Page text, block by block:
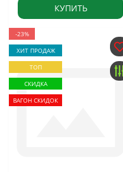
КУПИТЬ
-23%
ХИТ ПРОДАЖ
ТОП
СКИДКА
ВАГОН СКИДОК